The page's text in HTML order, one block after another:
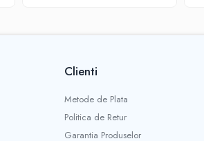
Clienti
Metode de Plata
Politica de Retur
Garantia Produselor